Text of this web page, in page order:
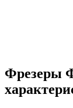
Фрезеры